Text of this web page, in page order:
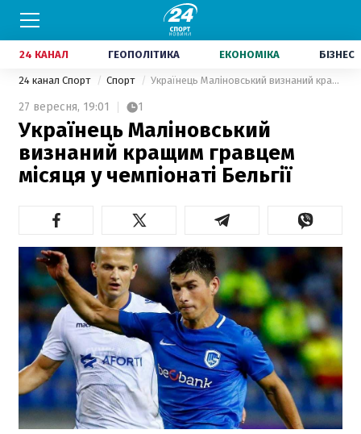
24 КАНАЛ ГЕОПОЛІТИКА ЕКОНОМІКА БІЗНЕС
24 канал Спорт Спорт Українець Маліновський визнаний кращим гравцем місяця у чемпіонаті Бельгії
27 вересня, 19:01 1
Українець Маліновський
визнаний кращим гравцем
місяця у чемпіонаті Бельгії